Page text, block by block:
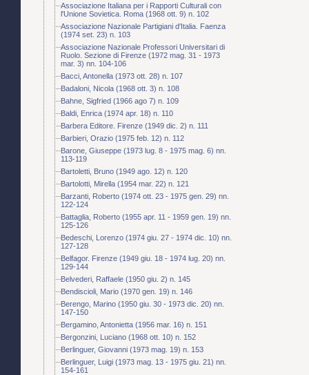
Associazione Italiana per i Rapporti Culturali con
l'Unione Sovietica. Roma (1968 ott. 9) n. 102
Associazione Nazionale Partigiani d'Italia. Faenza
(1974 set. 23) n. 103
Associazione Nazionale Professori Universitari di
Ruolo. Sezione di Firenze (1972 mag. 31 - 1973
mar. 3) nn. 104-106
Bacci, Antonella (1973 ott. 28) n. 107
Badaloni, Nicola (1968 ott. 3) n. 108
Bahne, Sigfried (1966 ago 7) n. 109
Baldi, Enrica (1974 apr. 18) n. 110
Barbera Editore. Firenze (1949 dic. 2) n. 111
Barbieri, Orazio (1975 feb. 12) n. 112
Barone, Giuseppe (1973 lug. 8 - 1975 mag. 6) nn.
113-119
Bartoletti, Bruno (1949 ago. 12) n. 120
Bartolotti, Mirella (1954 mar. 22) n. 121
Barzanti, Roberto (1974 ott. 23 - 1975 gen. 29) nn.
122-124
Battaglia, Roberto (1955 apr. 11 - 1959 gen. 19) nn.
125-126
Bedeschi, Lorenzo (1974 giu. 27 - 1974 dic. 10) nn.
127-128
Belfagor. Firenze (1949 giu. 18 - 1974 lug. 20) nn.
129-144
Belvederi, Raffaele (1950 giu. 2) n. 145
Bendiscioli, Mario (1970 gen. 19) n. 146
Berengo, Marino (1950 giu. 30 - 1973 dic. 20) nn.
147-150
Bergamino, Antonietta (1956 mar. 16) n. 151
Bergonzini, Luciano (1968 ott. 10) n. 152
Berlinguer, Giovanni (1973 mag. 19) n. 153
Berlinguer, Luigi (1973 mag. 13 - 1975 giu. 21) nn.
154-161